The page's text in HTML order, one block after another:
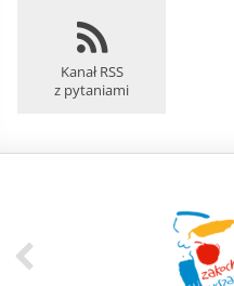
Kanał RSS
z pytaniami